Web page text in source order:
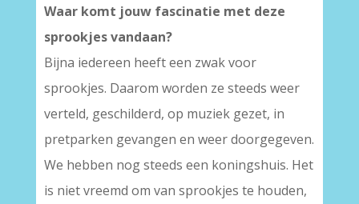
Waar komt jouw fascinatie met deze
sprookjes vandaan?
Bijna iedereen heeft een zwak voor
sprookjes. Daarom worden ze steeds weer
verteld, geschilderd, op muziek gezet, in
pretparken gevangen en weer doorgegeven.
We hebben nog steeds een koningshuis. Het
is niet vreemd om van sprookjes te houden,